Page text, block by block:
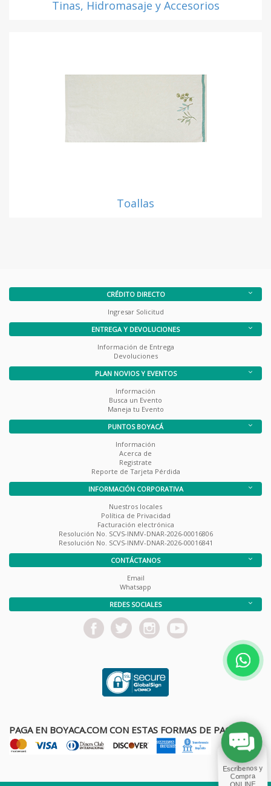
Tinas, Hidromasaje y Accesorios
Toallas
CRÉDITO DIRECTO
Ingresar Solicitud
ENTREGA Y DEVOLUCIONES
Información de Entrega
Devoluciones
PLAN NOVIOS Y EVENTOS
Información
Busca un Evento
Maneja tu Evento
PUNTOS BOYACÁ
Información
Acerca de
Registrate
Reporte de Tarjeta Pérdida
INFORMACIÓN CORPORATIVA
Nuestros locales
Política de Privacidad
Facturación electrónica
Resolución No. SCVS-INMV-DNAR-2026-00016806
Resolución No. SCVS-INMV-DNAR-2026-00016841
CONTÁCTANOS
Email
Whatsapp
REDES SOCIALES
PAGA EN BOYACA.COM CON ESTAS FORMAS DE PAGO